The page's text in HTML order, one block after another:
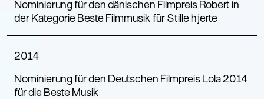
Nominierung für den dänischen Filmpreis Robert in
der Kategorie Beste Filmmusik für Stille hjerte
2014
Nominierung für den Deutschen Filmpreis Lola 2014
für die Beste Musik